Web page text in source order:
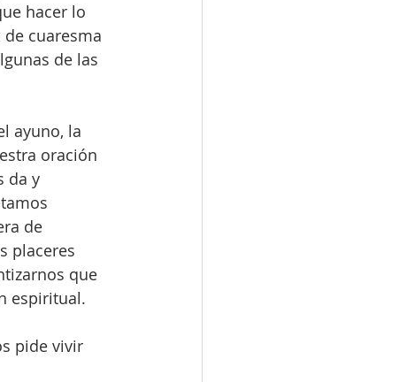
hacer lo
cuaresma
de las
ayuno, la
oración
da y
de
placeres
que
espiritual.
pide vivir